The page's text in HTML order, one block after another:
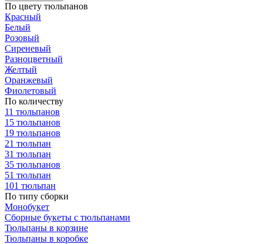
По цвету тюльпанов
Красный
Белый
Розовый
Сиреневый
Разноцветный
Желтый
Оранжевый
Фиолетовый
По количеству
11 тюльпанов
15 тюльпанов
19 тюльпанов
21 тюльпан
31 тюльпан
35 тюльпанов
51 тюльпан
101 тюльпан
По типу сборки
Монобукет
Сборные букеты с тюльпанами
Тюльпаны в корзине
Тюльпаны в коробке